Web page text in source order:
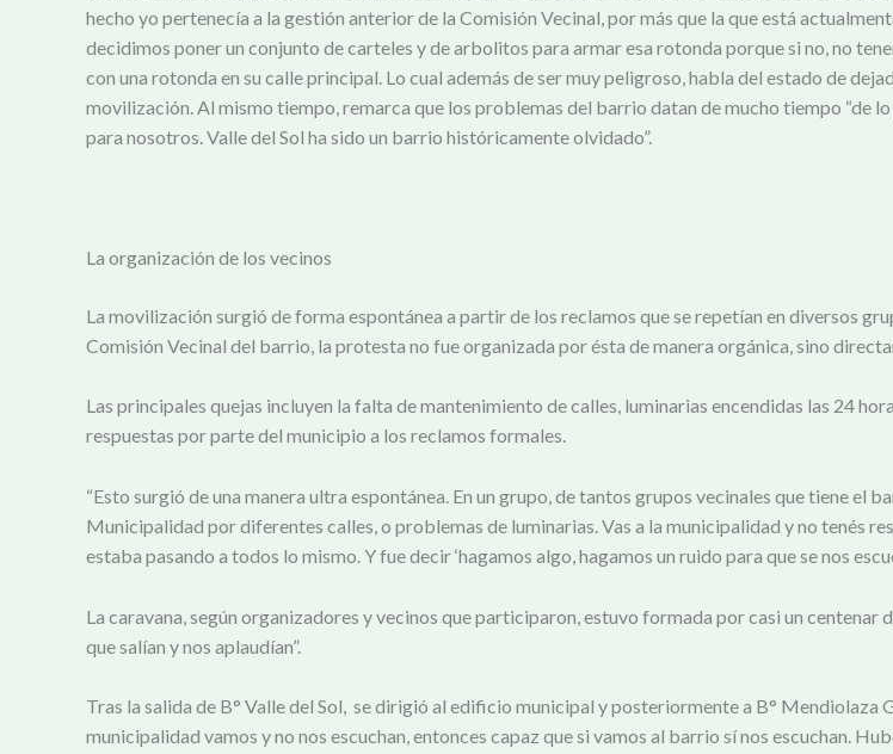
hecho yo pertenecía a la gestión anterior de la Comisión Vecinal, por más que la que está
decidimos poner un conjunto de carteles y de arbolitos para armar esa rotonda porque si no, no
con una rotonda en su calle principal. Lo cual además de ser muy peligroso, habla del estado de
movilización. Al mismo tiempo, remarca que los problemas del barrio datan de mucho tiempo “de
para nosotros. Valle del Sol ha sido un barrio históricamente olvidado”.
La organización de los vecinos
La movilización surgió de forma espontánea a partir de los reclamos que se repetían en diversos
Comisión Vecinal del barrio, la protesta no fue organizada por ésta de manera orgánica, sino
Las principales quejas incluyen la falta de mantenimiento de calles, luminarias encendidas las 24
respuestas por parte del municipio a los reclamos formales.
“Esto surgió de una manera ultra espontánea. En un grupo, de tantos grupos vecinales que tiene el
Municipalidad por diferentes calles, o problemas de luminarias. Vas a la municipalidad y no tenés
estaba pasando a todos lo mismo. Y fue decir ‘hagamos algo, hagamos un ruido para que se nos
La caravana, según organizadores y vecinos que participaron, estuvo formada por casi un
que salían y nos aplaudían”.
Tras la salida de B° Valle del Sol, se dirigió al edificio municipal y posteriormente a B°
municipalidad vamos y no nos escuchan, entonces capaz que si vamos al barrio sí nos escuchan.